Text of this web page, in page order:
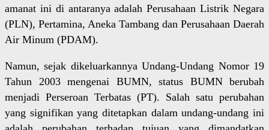
amanat ini di antaranya adalah Perusahaan Listrik Negara
(PLN), Pertamina, Aneka Tambang dan Perusahaan Daerah
Air Minum (PDAM).
Namun, sejak dikeluarkannya Undang-Undang Nomor 19
Tahun 2003 mengenai BUMN, status BUMN berubah
menjadi Perseroan Terbatas (PT). Salah satu perubahan
yang signifikan yang ditetapkan dalam undang-undang ini